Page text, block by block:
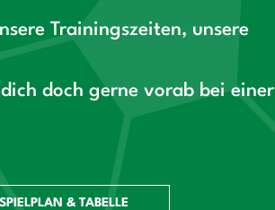
Trainingszeiten, unsere
doch gerne vorab bei einer
SPIELPLAN & TABELLE